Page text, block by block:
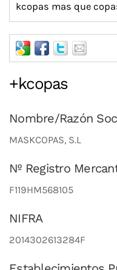
kcopas mas que
+kcopas
Nombre/Razón
MASKCOPAS, S.L
Nº Registro
F119HM568105
NIFRA
2014302613284F